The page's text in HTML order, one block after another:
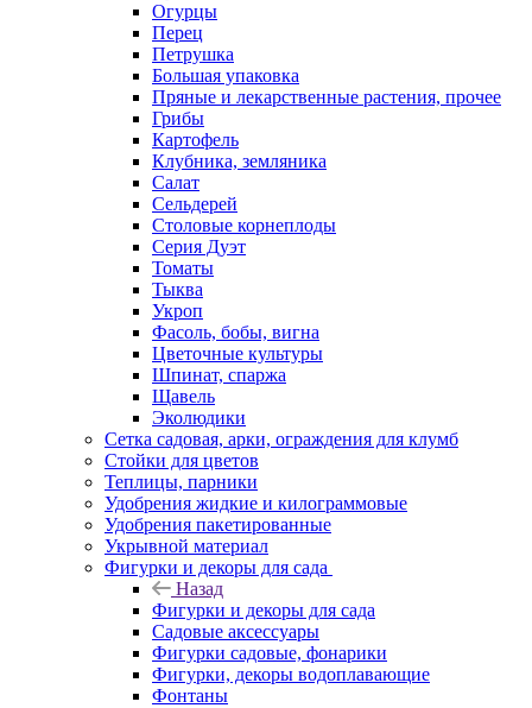
Огурцы
Перец
Петрушка
Большая упаковка
Пряные и лекарственные растения, прочее
Грибы
Картофель
Клубника, земляника
Салат
Сельдерей
Столовые корнеплоды
Серия Дуэт
Томаты
Тыква
Укроп
Фасоль, бобы, вигна
Цветочные культуры
Шпинат, спаржа
Щавель
Эколюдики
Сетка садовая, арки, ограждения для клумб
Стойки для цветов
Теплицы, парники
Удобрения жидкие и килограммовые
Удобрения пакетированные
Укрывной материал
Фигурки и декоры для сада
Назад
Фигурки и декоры для сада
Садовые аксессуары
Фигурки садовые, фонарики
Фигурки, декоры водоплавающие
Фонтаны